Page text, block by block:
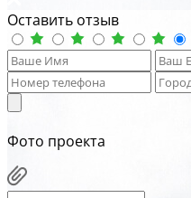
Оставить отзыв
Фото проекта